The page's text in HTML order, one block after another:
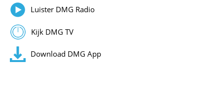
Luister DMG Radio
Kijk DMG TV
Download DMG App